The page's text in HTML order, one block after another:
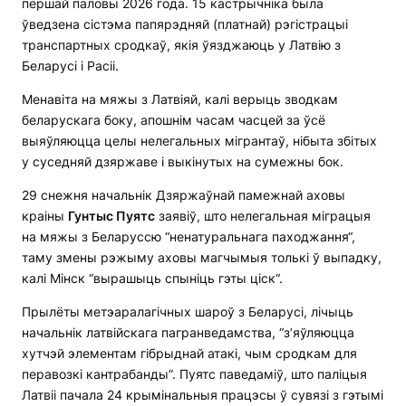
першай паловы 2026 года. 15 кастрычніка была
ўведзена сістэма папярэдняй (платнай) рэгістрацыі
транспартных сродкаў, якія ўязджаюць у Латвію з
Беларусі і Расіі.
Менавіта на мяжы з Латвіяй, калі верыць зводкам
беларускага боку, апошнім часам часцей за ўсё
выяўляюцца целы нелегальных мігрантаў, нібыта збітых
у суседняй дзяржаве і выкінутых на сумежны бок.
29 снежня начальнік Дзяржаўнай памежнай аховы
краіны Гунтыс Пуятс заявіў, што нелегальная міграцыя
на мяжы з Беларуссю “ненатуральнага паходжання“,
таму змены рэжыму аховы магчымыя толькі ў выпадку,
калі Мінск “вырашыць спыніць гэты ціск“.
Прылёты метэаралагічных шароў з Беларусі, лічыць
начальнік латвійскага пагранведамства, “з’яўляюцца
хутчэй элементам гібрыднай атакі, чым сродкам для
перавозкі кантрабанды”. Пуятс паведаміў, што паліцыя
Латвіі пачала 24 крымінальныя працэсы ў сувязі з гэтымі